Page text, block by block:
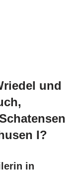
und
I?
in